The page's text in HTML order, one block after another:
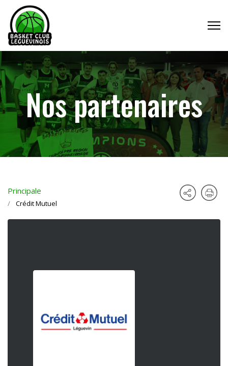
Nos partenaires
Principale
Crédit Mutuel